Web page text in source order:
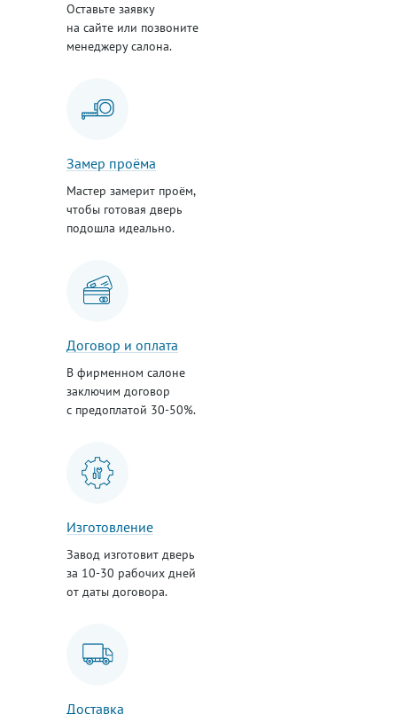
Оставьте заявку
на сайте или позвоните
менеджеру салона.
Замер проёма
Мастер замерит проём,
чтобы готовая дверь
подошла идеально.
Договор и оплата
В фирменном салоне
заключим договор
с предоплатой 30-50%.
Изготовление
Завод изготовит дверь
за 10-30 рабочих дней
от даты договора.
Доставка